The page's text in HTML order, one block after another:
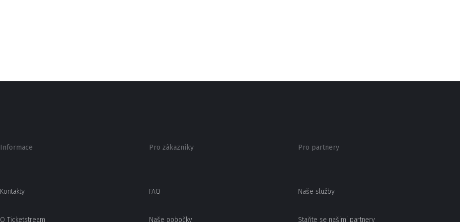
Informace
Kontakty
O Ticketstream
Pro zákazníky
FAQ
Naše pobočky
Pro partnery
Naše služby
Staňte se našimi partnery